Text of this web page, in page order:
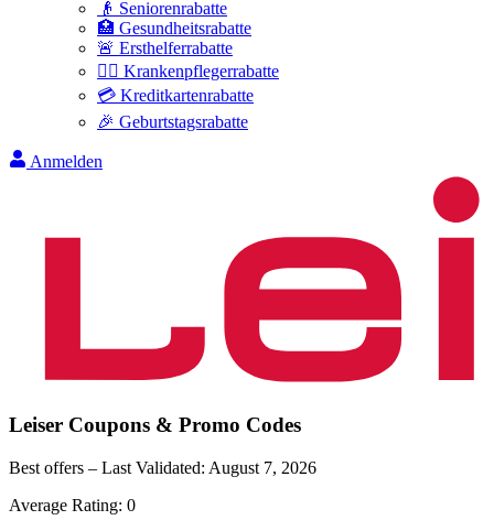
👴 Seniorenrabatte
🏥 Gesundheitsrabatte
🚨 Ersthelferrabatte
👩‍⚕️ Krankenpflegerrabatte
💳 Kreditkartenrabatte
🎉 Geburtstagsrabatte
Anmelden
Leiser Coupons & Promo Codes
Best offers – Last Validated: August 7, 2026
Average Rating: 0